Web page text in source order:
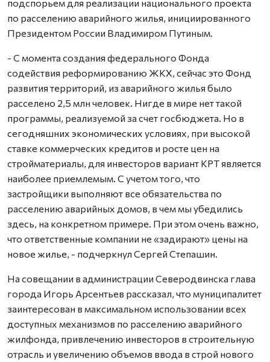
подспорьем для реализации национального проекта
по расселению аварийного жилья, инициированного
Президентом России Владимиром Путиным.
- С момента создания федерального Фонда
содействия реформированию ЖКХ, сейчас это Фонд
развития территорий, из аварийного жилья было
расселено 2,5 млн человек. Нигде в мире нет такой
программы, реализуемой за счет госбюджета. Но в
сегодняшних экономических условиях, при высокой
ставке коммерческих кредитов и росте цен на
стройматериалы, для инвесторов вариант КРТ является
наиболее приемлемым. С учетом того, что
застройщики выполняют все обязательства по
расселению аварийных домов, в чем мы убедились
здесь, на конкретном примере. При этом очень важно,
что ответственные компании не «задирают» цены на
новое жилье, - подчеркнул Сергей Степашин.
На совещании в администрации Северодвинска глава
города Игорь Арсентьев рассказал, что муниципалитет
заинтересован в максимальном использовании всех
доступных механизмов по расселению аварийного
жилфонда, привлечению инвесторов в строительную
отрасль и увеличению объемов ввода в строй нового